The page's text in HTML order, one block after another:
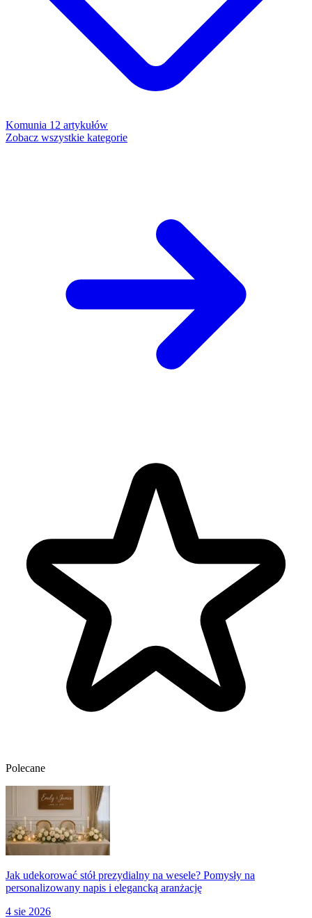
Komunia 12 artykułów
Zobacz wszystkie kategorie
Polecane
Jak udekorować stół prezydialny na wesele? Pomysły na
personalizowany napis i elegancką aranżację
4 sie 2026